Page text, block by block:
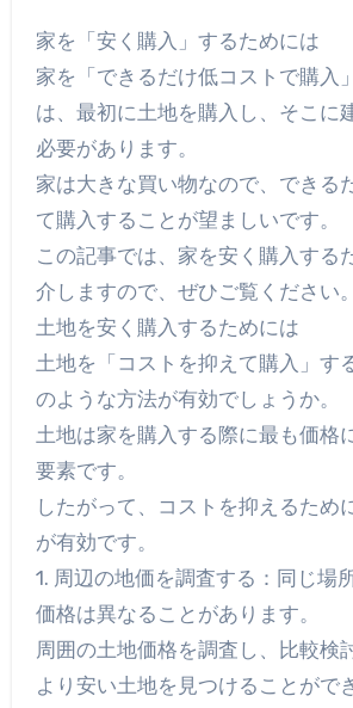
家を「安く購入」するためには
家を「できるだけ低コストで購入
は、最初に土地を購入し、そこに
必要があります。
家は大きな買い物なので、できる
て購入することが望ましいです。
この記事では、家を安く購入する
介しますので、ぜひご覧ください。
土地を安く購入するためには
土地を「コストを抑えて購入」す
のような方法が有効でしょうか。
土地は家を購入する際に最も価格
要素です。
したがって、コストを抑えるため
が有効です。
1. 周辺の地価を調査する：同じ場
価格は異なることがあります。
周囲の土地価格を調査し、比較検
より安い土地を見つけることがで